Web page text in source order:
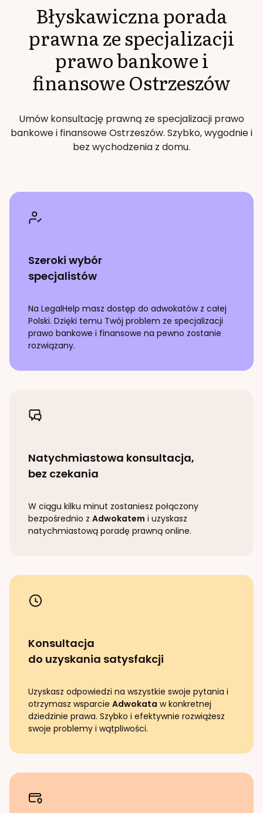
Błyskawiczna porada
prawna ze specjalizacji
prawo bankowe i
finansoweOstrzeszów
Umów konsultację prawną ze specjalizacji prawo
bankowe i finansoweOstrzeszów. Szybko, wygodnie i
bez wychodzenia z domu.
Szeroki wybór
specjalistów
Na LegalHelp masz dostęp do adwokatów z całej
Polski. Dzięki temu Twój problem ze specjalizacji
prawo bankowe i finansowe na pewno zostanie
rozwiązany.
Natychmiastowa konsultacja,
bez czekania
W ciągu kilku minut zostaniesz połączony
bezpośrednio z Adwokatem i uzyskasz
natychmiastową poradę prawną online.
Konsultacja
do uzyskania satysfakcji
Uzyskasz odpowiedzi na wszystkie swoje pytania i
otrzymasz wsparcie Adwokata w konkretnej
dziedzinie prawa. Szybko i efektywnie rozwiążesz
swoje problemy i wątpliwości.